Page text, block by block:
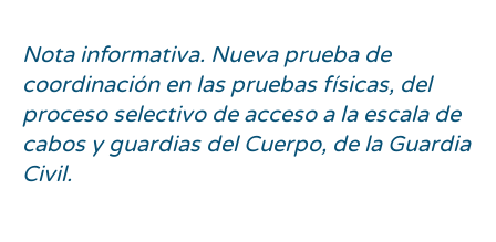
Nota informativa. Nueva prueba de
coordinación en las pruebas físicas, del
proceso selectivo de acceso a la escala de
cabos y guardias del Cuerpo, de la Guardia
Civil.